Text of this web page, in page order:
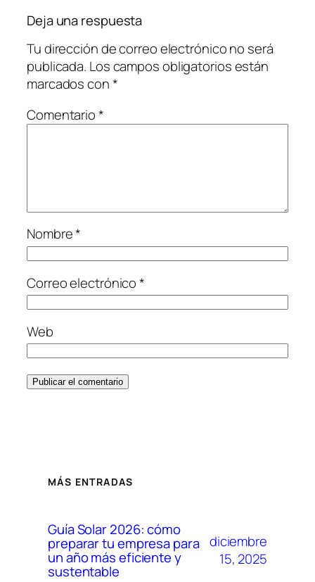
Deja una respuesta
Tu dirección de correo electrónico no será
publicada. Los campos obligatorios están
marcados con*
Comentario*
Nombre*
Correo electrónico*
Web
MÁS ENTRADAS
Guía Solar 2026: cómo
preparar tu empresa para
un año más eficiente y
sustentable
diciembre
15, 2025